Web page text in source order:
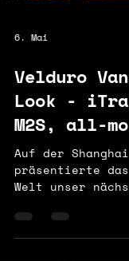
6. Mai
Velduro
Look -
M2S, all-
Auf der
präsentierte
Welt unser
gehörte zu den
Gesicht